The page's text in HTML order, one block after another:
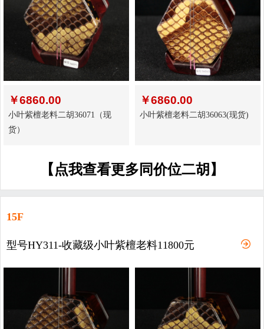
￥6860.00
小叶紫檀老料二胡36071（现
货）
￥6860.00
小叶紫檀老料二胡36063(现货)
【点我查看更多同价位二胡】
15F
型号HY311-收藏级小叶紫檀老料11800元